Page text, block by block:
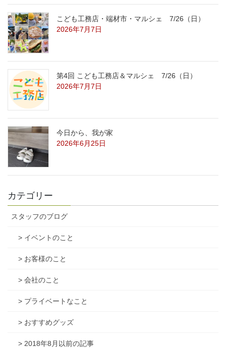
こども工務店・端材市・マルシェ 7/26（日）
2026年7月7日
第4回 こども工務店＆マルシェ 7/26（日）
2026年7月7日
今日から、我が家
2026年6月25日
カテゴリー
スタッフのブログ
> イベントのこと
> お客様のこと
> 会社のこと
> プライベートなこと
> おすすめグッズ
> 2018年8月以前の記事